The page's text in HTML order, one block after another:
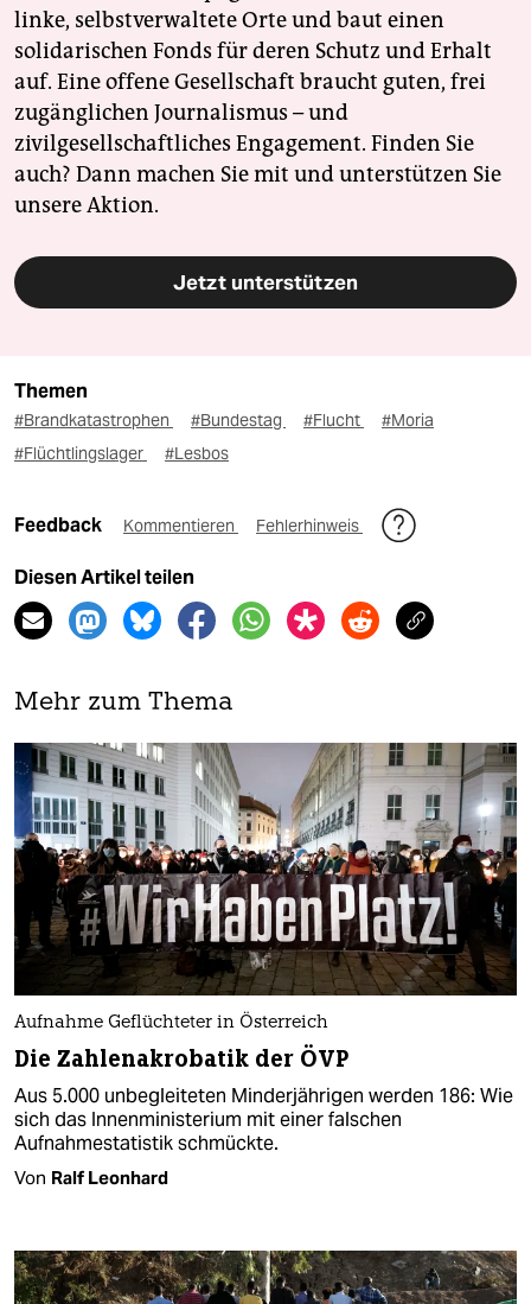
linke, selbstverwaltete Orte und baut einen
solidarischen Fonds für deren Schutz und Erhalt
auf. Eine offene Gesellschaft braucht guten, frei
zugänglichen Journalismus – und
zivilgesellschaftliches Engagement. Finden Sie
auch? Dann machen Sie mit und unterstützen Sie
unsere Aktion.
Jetzt unterstützen
Themen
#Brandkatastrophen #Bundestag #Flucht
#Moria
#Flüchtlingslager
#Lesbos
Feedback Kommentieren Fehlerhinweis
Diesen Artikel teilen
Mehr zum Thema
Aufnahme Geflüchteter in Österreich
Die Zahlenakrobatik der ÖVP
Aus 5.000 unbegleiteten Minderjährigen werden 186: Wie
sich das Innenministerium mit einer falschen
Aufnahmestatistik schmückte.
Von Ralf Leonhard